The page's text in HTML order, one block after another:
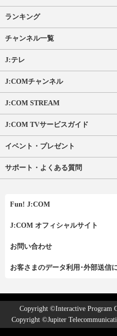
ランキング
チャンネル一覧
J:テレ
J:COMチャンネル
J:COM STREAM
J:COM TVサービスガイド
イベント・プレゼント
サポート・よくある質問
Fun! J:COM
J:COM オフィシャルサイト
お問い合わせ
お客さまのデータ利用･外部送信
Copyright ©Interactive Program
Copyright ©Jupiter